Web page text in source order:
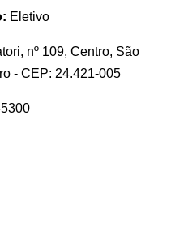
Eletivo
nº 109, Centro, São
- CEP: 24.421-005